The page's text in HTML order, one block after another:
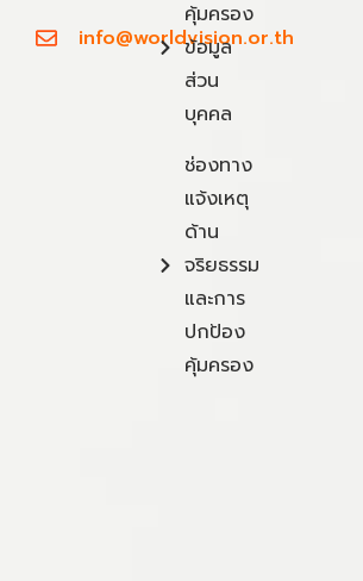
info@worldvision.or.th
คุ้มครอง
ข้อมูล
ส่วน
บุคคล
ช่องทาง
แจ้งเหตุ
ด้าน
จริยธรรม
และการ
ปกป้อง
คุ้มครอง